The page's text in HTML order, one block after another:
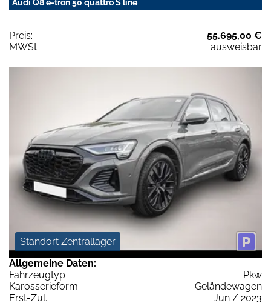
Audi Q8 e-tron 50 quattro S line
Preis:
55.695,00 €
MWSt:
ausweisbar
Standort Zentrallager
Allgemeine Daten:
Fahrzeugtyp
Pkw
Karosserieform
Geländewagen
Erst-Zul.
Jun / 2023